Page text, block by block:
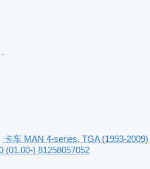
卡车 MAN 4-series, TGA (1993-2009)
(01.00-) 81258057052